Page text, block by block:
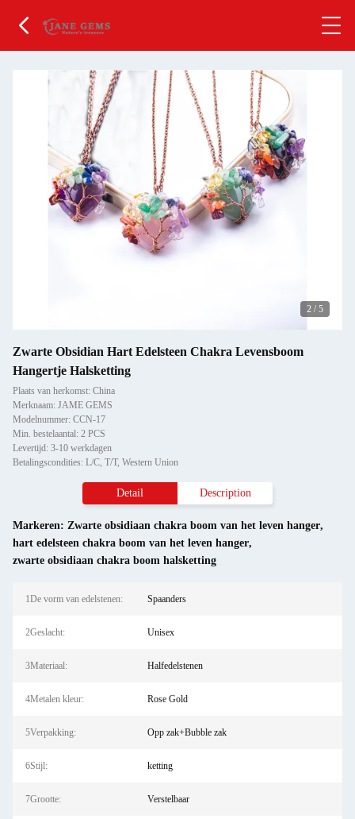
2 / 5
Zwarte Obsidian Hart Edelsteen Chakra Levensboom
Hangertje Halsketting
Plaats van herkomst: China
Merknaam: JAME GEMS
Modelnummer: CCN-17
Min. bestelaantal: 2 PCS
Levertijd: 3-10 werkdagen
Betalingscondities: L/C, T/T, Western Union
Detail Description
Markeren: Zwarte obsidiaan chakra boom van het leven hanger,
hart edelsteen chakra boom van het leven hanger,
zwarte obsidiaan chakra boom halsketting
1De vorm van edelstenen: Spaanders
2Geslacht: Unisex
3Materiaal: Halfedelstenen
4Metalen kleur: Rose Gold
5Verpakking: Opp zak+Bubble zak
6Stijl: ketting
7Grootte: Verstelbaar